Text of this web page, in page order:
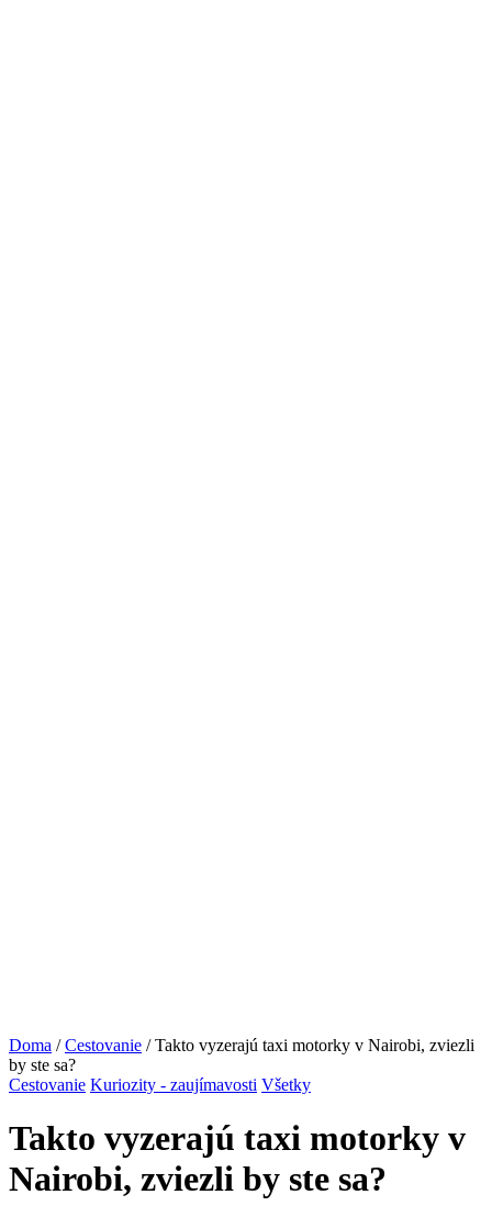
Doma /Cestovanie / Takto vyzerajú taxi motorky v Nairobi, zviezli
by ste sa?
Cestovanie Kuriozity - zaujímavosti Všetky
Takto vyzerajú taxi motorky v
Nairobi, zviezli by ste sa?